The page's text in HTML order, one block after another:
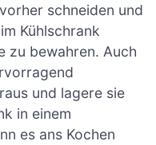
vorher schneiden und
Kühlschrank
zu bewahren. Auch
und lagere sie
in einem
es ans Kochen